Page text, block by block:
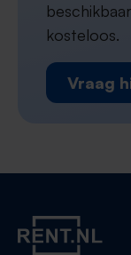
kosteloos.
Vraag